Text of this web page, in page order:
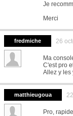
Je
Merci
fredmiche 26
Ma
C'est pro
Allez y les
matthieugoua
Pro,